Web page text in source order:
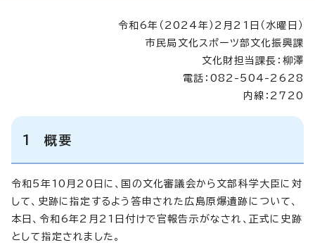
令和6年（2024年）2月21日（水曜日）
市民局文化スポーツ部文化振興課
文化財担当課長：柳澤
電話：082-504-2628
内線：2720
1 概要
令和5年10月20日に、国の文化審議会から文部科学大臣に対
して、史跡に指定するよう答申された広島原爆遺跡について、
本日、令和6年2月21日付けで官報告示がなされ、正式に史跡
として指定されました。